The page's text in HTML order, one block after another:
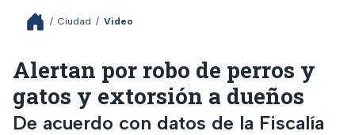
/ Ciudad / Video
Alertan por robo de perros y
gatos y extorsión a dueños
De acuerdo con datos de la Fiscalía